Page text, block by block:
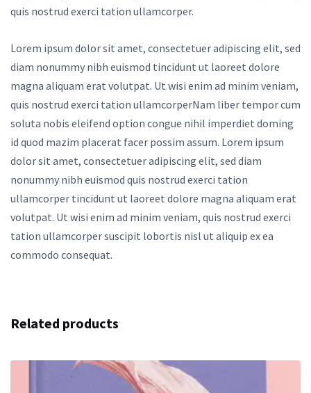
quis nostrud exerci tation ullamcorper.
Lorem ipsum dolor sit amet, consectetuer adipiscing elit, sed
diam nonummy nibh euismod tincidunt ut laoreet dolore
magna aliquam erat volutpat. Ut wisi enim ad minim veniam,
quis nostrud exerci tation ullamcorperNam liber tempor cum
soluta nobis eleifend option congue nihil imperdiet doming
id quod mazim placerat facer possim assum. Lorem ipsum
dolor sit amet, consectetuer adipiscing elit, sed diam
nonummy nibh euismod quis nostrud exerci tation
ullamcorper tincidunt ut laoreet dolore magna aliquam erat
volutpat. Ut wisi enim ad minim veniam, quis nostrud exerci
tation ullamcorper suscipit lobortis nisl ut aliquip ex ea
commodo consequat.
Related products